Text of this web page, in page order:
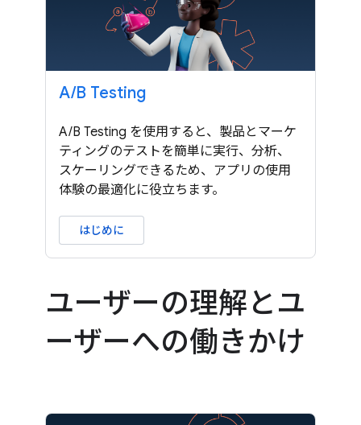
A/B Testing
A/B Testing を使用すると、製品とマーケ
ティングのテストを簡単に実行、分析、
スケーリングできるため、アプリの使用
体験の最適化に役立ちます。
はじめに
ユーザーの理解とユ
ーザーへの働きかけ